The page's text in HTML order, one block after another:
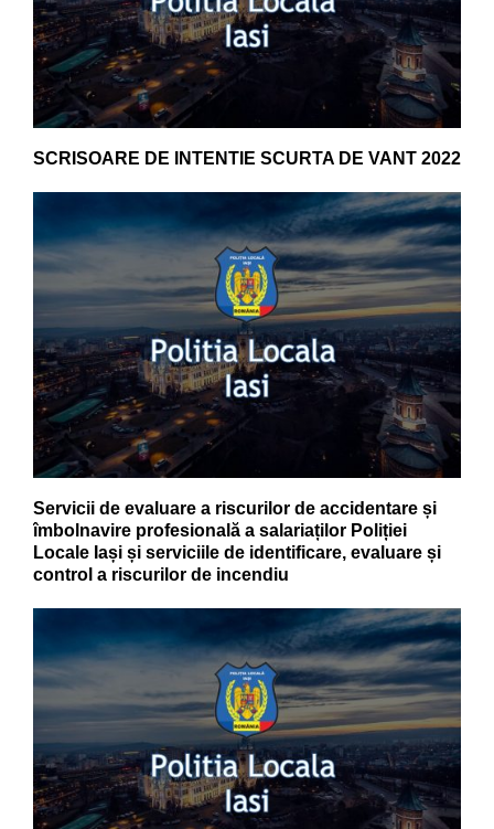
SCRISOARE DE INTENTIE SCURTA DE VANT 2022
Servicii de evaluare a riscurilor de accidentare și
îmbolnavire profesională a salariaților Poliției
Locale Iași și serviciile de identificare, evaluare și
control a riscurilor de incendiu